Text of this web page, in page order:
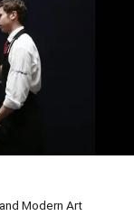
Modern Art